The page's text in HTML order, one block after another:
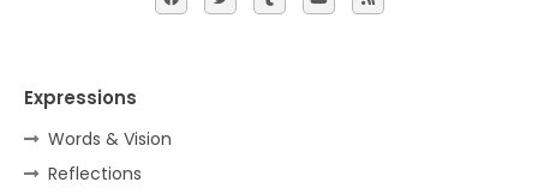
Expressions
Words & Vision
Reflections